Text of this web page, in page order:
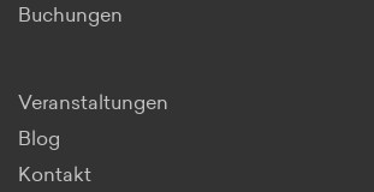
Buchungen
Veranstaltungen
Blog
Kontakt